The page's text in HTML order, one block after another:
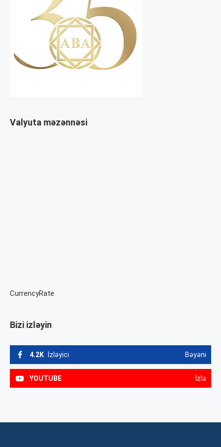
Valyuta məzənnəsi
CurrencyRate
Bizi izləyin
4.2K İzləyici Bəyəni
YOUTUBE İzlə